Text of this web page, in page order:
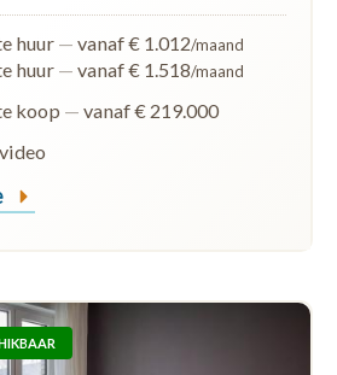
huur — vanaf € 1.012/maand
huur — vanaf € 1.518/maand
koop — vanaf € 219.000
video